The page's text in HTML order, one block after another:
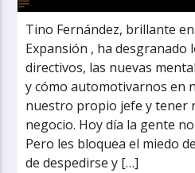
Tino Fernández, brillante
Expansión , ha desgranado
directivos, las nuevas
y cómo automotivarnos en
nuestro propio jefe y tener
negocio. Hoy día la gente
Pero les bloquea el miedo
de despedirse y […]